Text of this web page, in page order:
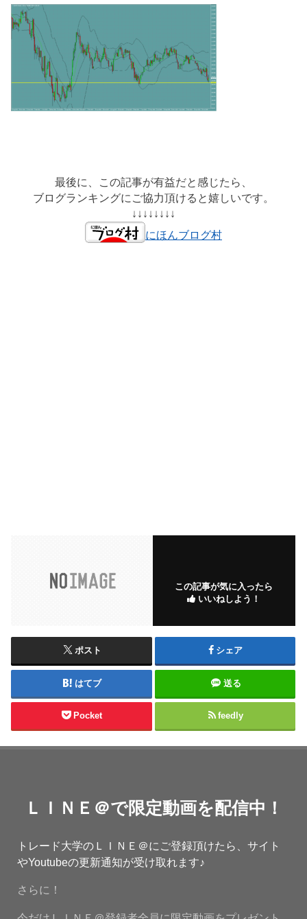
最後に、この記事が有益だと感じたら、
ブログランキングにご協力頂けると嬉しいです。
↓↓↓↓↓↓↓↓
にほんブログ村
この記事が気に入ったら
いいねしよう！
ポスト シェア
はてブ 送る
Pocket feedly
ＬＩＮＥ＠で限定動画を配信中！
トレード大学のＬＩＮＥ＠にご登録頂けたら、サイト
やYoutubeの更新通知が受け取れます♪
さらに！